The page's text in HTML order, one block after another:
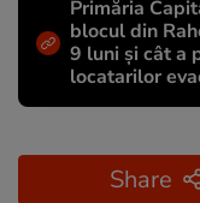
Primăria
blocul din
9 luni și cât a
locatarilor
Share